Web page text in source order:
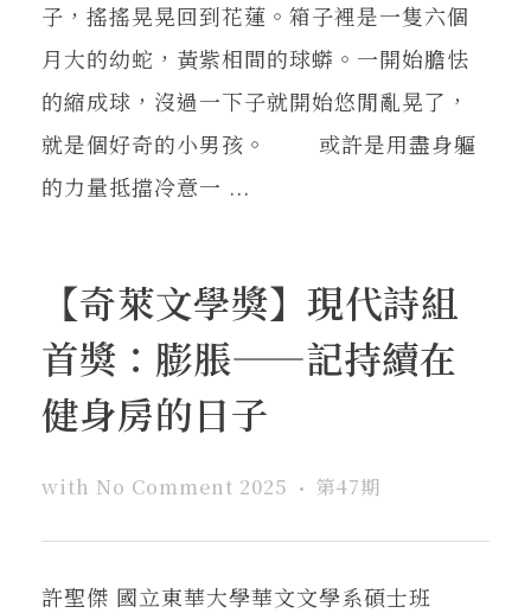
子，搖搖晃晃回到花蓮。箱子裡是一隻六個
月大的幼蛇，黃紫相間的球蟒。一開始膽怯
的縮成球，沒過一下子就開始悠閒亂晃了，
就是個好奇的小男孩。 或許是用盡身軀
的力量抵擋冷意一 ...
【奇萊文學獎】現代詩組
首獎：膨脹——記持續在
健身房的日子
with No Comment 2025 第47期
許聖傑 國立東華大學華文文學系碩士班